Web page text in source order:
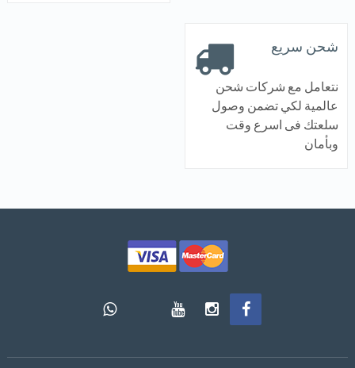
شحن سريع
نتعامل مع شركات شحن
عالمية لكي تضمن وصول
سلعتك فى اسرع وقت
وبأمان